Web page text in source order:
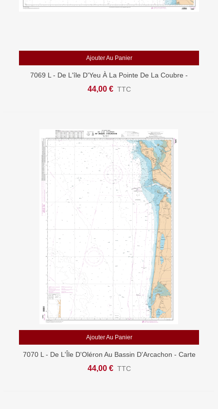
Ajouter Au Panier
7069 L - De L'île D'Yeu À La Pointe De La Coubre -
Plateau De Rochebonne - Carte Marine Shom Papier
44,00 € TTC
Ajouter Au Panier
7070 L - De L'Île D'Oléron Au Bassin D'Arcachon - Carte
Marine Shom Papier
44,00 € TTC